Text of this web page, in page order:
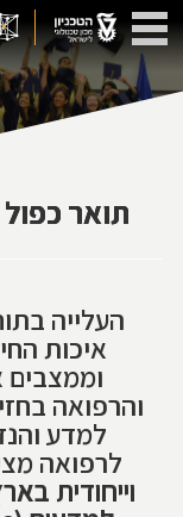
תואר
העלייה
איכות
והרפואה
למדע
לרפואה
וייחודית